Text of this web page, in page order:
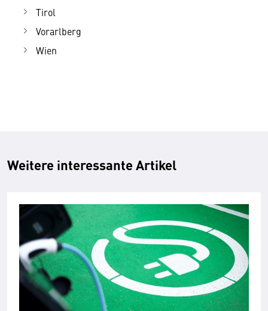
Tirol
Vorarlberg
Wien
Weitere interessante Artikel